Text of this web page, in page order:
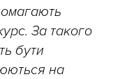
За такого
бути
на